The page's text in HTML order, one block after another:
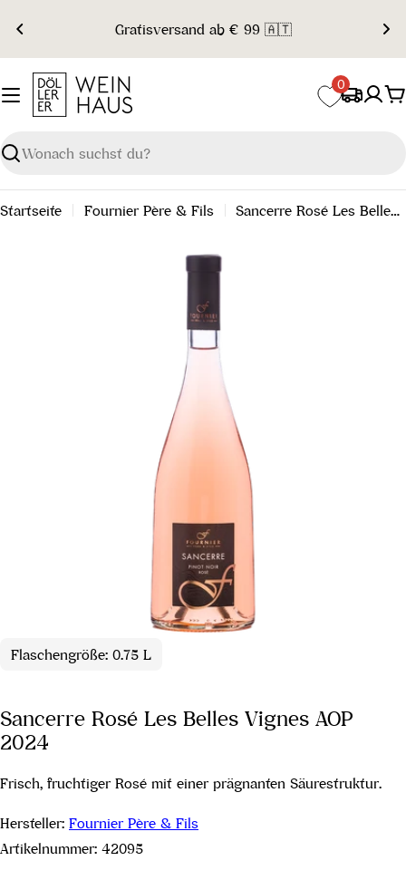
Inhalt
springen
Gratisversand ab € 99 🇦🇹
Suchen
0
Startseite Fournier Père & Fils Sancerre Rosé Les Belles Vignes AOP 2024
Flaschengröße: 0.75 L
Sancerre Rosé Les Belles Vignes AOP
2024
Frisch, fruchtiger Rosé mit einer prägnanten Säurestruktur.
Hersteller: Fournier Père & Fils
Artikelnummer: 42095